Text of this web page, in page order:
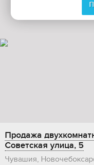
Продажа
Советская улица, 5
Чувашия,